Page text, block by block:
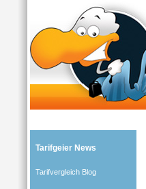
Tarifgeier News
Tarifvergleich Blog